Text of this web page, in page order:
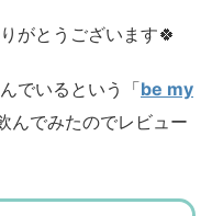
がとうございます🍀
でいるという「be my
んでみたのでレビュー